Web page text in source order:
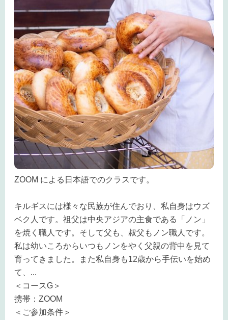
ZOOM による日本語でのクラスです。
キルギスには様々な民族が住んでおり、私自身はウズ
ベク人です。祖父は中央アジアの主食である「ノン」
を焼く職人です。そして父も、叔父もノン職人です。
私は幼いころからいつもノンをやく父親の背中を見て
育ってきました。また私自身も12歳から手伝いを始め
て、 ...
＜コースG＞
携帯：ZOOM
＜ご参加条件＞